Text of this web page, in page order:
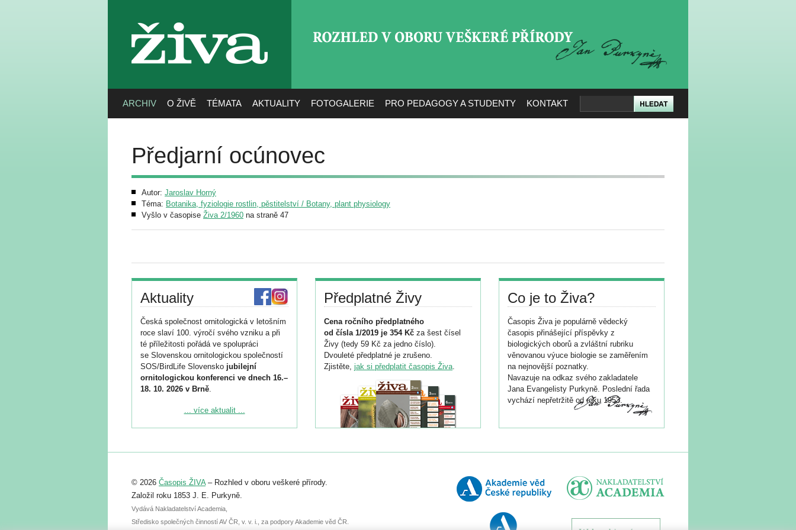
živa
ARCHIV O ŽIVĚ TÉMATA AKTUALITY FOTOGALERIE PRO PEDAGOGY A STUDENTY KONTAKT
Předjarní ocúnovec
Autor: Jaroslav Horný
Téma: Botanika, fyziologie rostlin, pěstitelství / Botany, plant physiology
Vyšlo v časopise Živa 2/1960 na straně 47
Aktuality
Česká společnost ornitologická v letošním
roce slaví 100. výročí svého vzniku a při
té příležitosti pořádá ve spolupráci
se Slovenskou ornitologickou společností
SOS/BirdLife Slovensko jubilejní
ornitologickou konferenci ve dnech 16.–
18. 10. 2026 v Brně.
Podrobnější informace ke konferenci
Registrovat se můžete do 6. září.
abstraktu přihlášené přednášky nebo
posteru je už 30. června.
... více aktualit ...
Předplatné Živy
Cena ročního předplatného
od čísla 1/2019 je 354 Kč za šest čísel
Živy (tedy 59 Kč za jedno číslo).
Dvouleté předplatné je zrušeno.
Zjistěte, jak si předplatit časopis Živa.
Co je to Živa?
Časopis Živa je populárně vědecký
časopis přinášející příspěvky z
biologických oborů a zvláštní rubriku
věnovanou výuce biologie se zaměřením
na nejnovější poznatky.
Navazuje na odkaz svého zakladatele
Jana Evangelisty Purkyně. Poslední řada
vychází nepřetržitě od roku 1953.
© 2026 Časopis ŽIVA– Rozhled v oboru veškeré přírody.
Založil roku 1853 J. E. Purkyně.
Vydává Nakladatelství Academia,
Středisko společných činností AV ČR, v. v. i., za podpory Akademie věd ČR.